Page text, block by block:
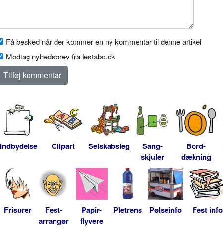
Få besked når der kommer en ny kommentar til denne artikel
Modtag nyhedsbrev fra festabc.dk
Indbydelse Clipart Selskabsleg
Sang-
skjuler
Bord-
dækning
Frisurer
Fest-
arrangør
Papir-
flyvere
Pletrens Pølseinfo Fest info